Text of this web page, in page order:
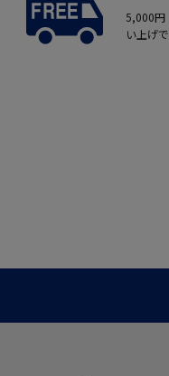
5,000円
い上げ